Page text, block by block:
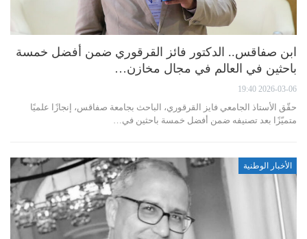
ابن صفاقس.. الدكتور فائز القرقوري ضمن أفضل خمسة
باحثين في العالم في مجال مخازن…
2026-03-06 19:40
حقّق الأستاذ الجامعي فايز القرقوري، الباحث بجامعة صفاقس، إنجازًا علميًا
متميّزًا بعد تصنيفه ضمن أفضل خمسة باحثين في…
الأخبار الوطنية